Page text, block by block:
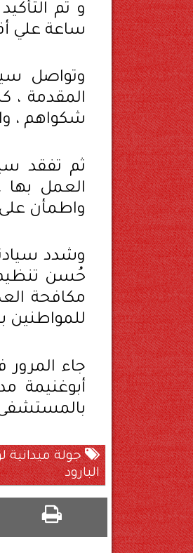
و تم
ساعة علي
وتواصل
المقدمة ،
شكواهم ،
ثم تفقد
العمل بها
واطمأن على
وشدد
حُسن تنظيم
مكافحة
للمواطنين
جاء
أبوغنيمة
جولة ميدانية
البارود